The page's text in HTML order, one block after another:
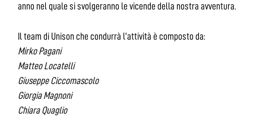
anno nel quale si svolgeranno le vicende della nostra avventura.
Il team di Unison che condurrà l’attività è composto da:
Mirko Pagani
Matteo Locatelli
Giuseppe Ciccomascolo
Giorgia Magnoni
Chiara Quaglio